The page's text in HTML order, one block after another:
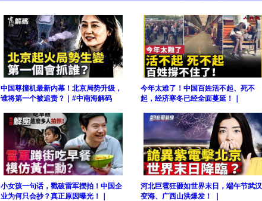
中国尊撞机最新内幕！北京局势升级，
谁将第一个被追责？｜#中南海解码
今年太难了！中国百姓活不起、死不
起，经济寒冬已经全面蔓延！｜
小女孩一句话，戳破雷军摆拍！中国企
业为何只会抄？真正原因曝光！｜
河北巨雹狂砸如世界末日，端午节武汉
变海、广西山洪爆发！ ｜